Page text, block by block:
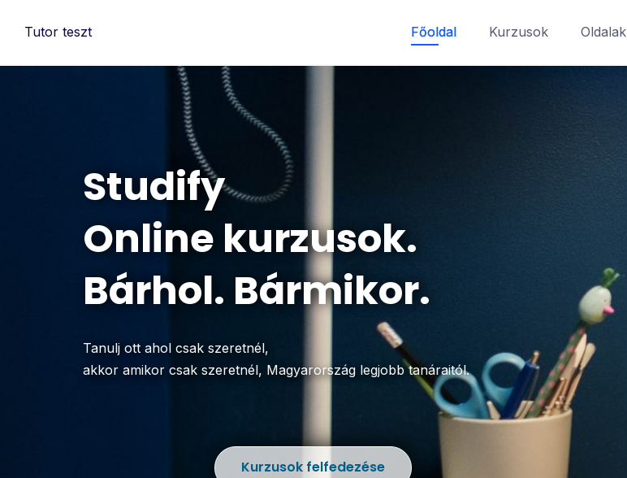
Tutor teszt Főoldal Kurzusok Oldalak
Studify
Online kurzusok.
Bárhol. Bármikor.
Tanulj ott ahol csak szeretnél,
akkor amikor csak szeretnél, Magyarország legjobb tanáraitól.
Kurzusok felfedezése